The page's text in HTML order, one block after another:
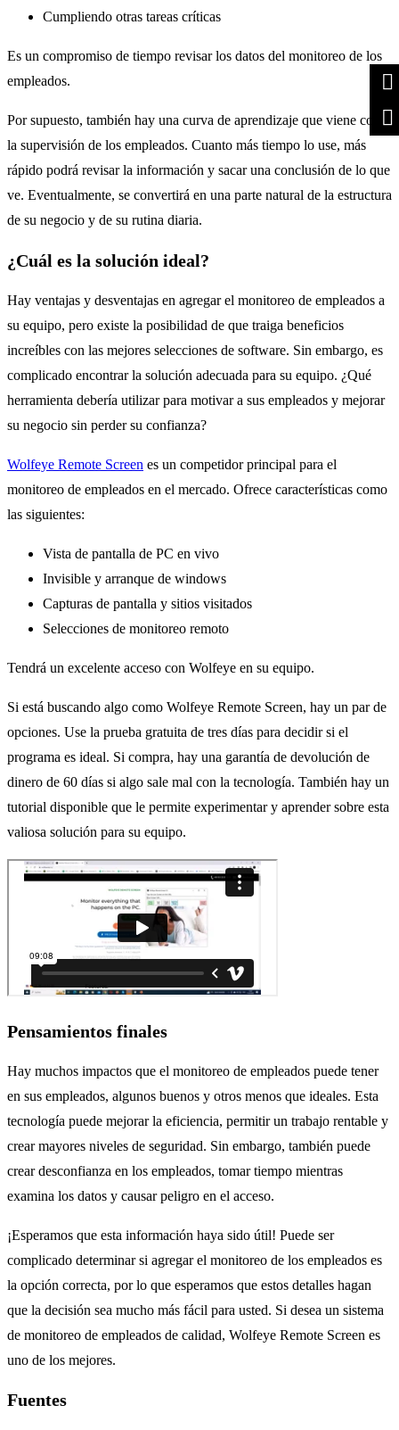
Cumpliendo otras tareas críticas
Es un compromiso de tiempo revisar los datos del monitoreo de los
empleados.
Por supuesto, también hay una curva de aprendizaje que viene con
la supervisión de los empleados. Cuanto más tiempo lo use, más
rápido podrá revisar la información y sacar una conclusión de lo que
ve. Eventualmente, se convertirá en una parte natural de la estructura
de su negocio y de su rutina diaria.
¿Cuál es la solución ideal?
Hay ventajas y desventajas en agregar el monitoreo de empleados a
su equipo, pero existe la posibilidad de que traiga beneficios
increíbles con las mejores selecciones de software. Sin embargo, es
complicado encontrar la solución adecuada para su equipo. ¿Qué
herramienta debería utilizar para motivar a sus empleados y mejorar
su negocio sin perder su confianza?
Wolfeye Remote Screen es un competidor principal para el
monitoreo de empleados en el mercado. Ofrece características como
las siguientes:
Vista de pantalla de PC en vivo
Invisible y arranque de windows
Capturas de pantalla y sitios visitados
Selecciones de monitoreo remoto
Tendrá un excelente acceso con Wolfeye en su equipo.
Si está buscando algo como Wolfeye Remote Screen, hay un par de
opciones. Use la prueba gratuita de tres días para decidir si el
programa es ideal. Si compra, hay una garantía de devolución de
dinero de 60 días si algo sale mal con la tecnología. También hay un
tutorial disponible que le permite experimentar y aprender sobre esta
valiosa solución para su equipo.
Pensamientos finales
Hay muchos impactos que el monitoreo de empleados puede tener
en sus empleados, algunos buenos y otros menos que ideales. Esta
tecnología puede mejorar la eficiencia, permitir un trabajo rentable y
crear mayores niveles de seguridad. Sin embargo, también puede
crear desconfianza en los empleados, tomar tiempo mientras
examina los datos y causar peligro en el acceso.
¡Esperamos que esta información haya sido útil! Puede ser
complicado determinar si agregar el monitoreo de los empleados es
la opción correcta, por lo que esperamos que estos detalles hagan
que la decisión sea mucho más fácil para usted. Si desea un sistema
de monitoreo de empleados de calidad, Wolfeye Remote Screen es
uno de los mejores.
Fuentes